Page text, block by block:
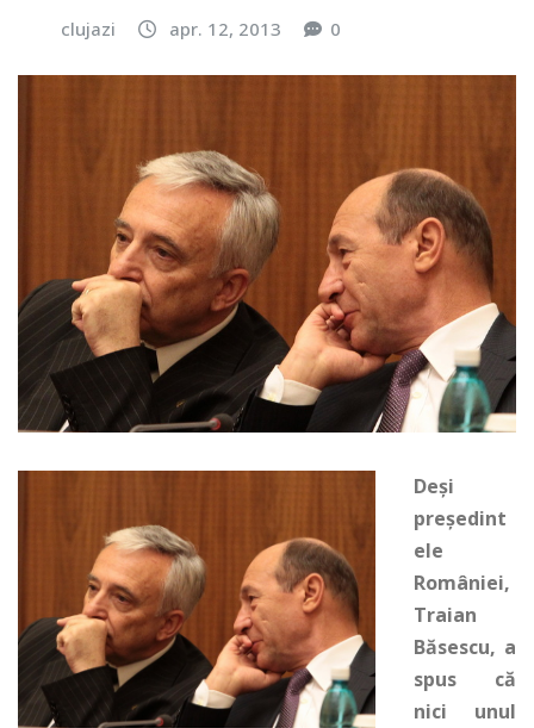
clujazi apr. 12, 2013 0
Deși
președint
ele
României,
Traian
Băsescu, a
spus că
nici unul